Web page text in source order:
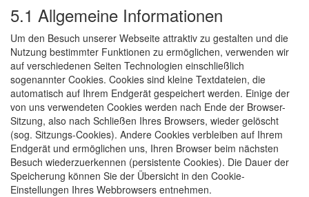
5.1 Allgemeine Informationen
Um den Besuch unserer Webseite attraktiv zu gestalten und die
Nutzung bestimmter Funktionen zu ermöglichen, verwenden wir
auf verschiedenen Seiten Technologien einschließlich
sogenannter Cookies. Cookies sind kleine Textdateien, die
automatisch auf Ihrem Endgerät gespeichert werden. Einige der
von uns verwendeten Cookies werden nach Ende der Browser-
Sitzung, also nach Schließen Ihres Browsers, wieder gelöscht
(sog. Sitzungs-Cookies). Andere Cookies verbleiben auf Ihrem
Endgerät und ermöglichen uns, Ihren Browser beim nächsten
Besuch wiederzuerkennen (persistente Cookies). Die Dauer der
Speicherung können Sie der Übersicht in den Cookie-
Einstellungen Ihres Webbrowsers entnehmen.